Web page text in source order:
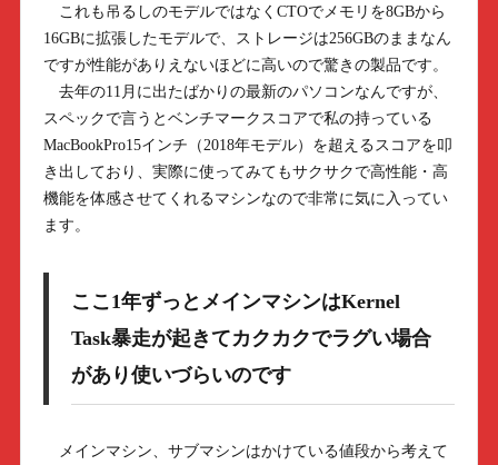
これも吊るしのモデルではなくCTOでメモリを8GBから
16GBに拡張したモデルで、ストレージは256GBのままなん
ですが性能がありえないほどに高いので驚きの製品です。
去年の11月に出たばかりの最新のパソコンなんですが、
スペックで言うとベンチマークスコアで私の持っている
MacBookPro15インチ（2018年モデル）を超えるスコアを叩
き出しており、実際に使ってみてもサクサクで高性能・高
機能を体感させてくれるマシンなので非常に気に入ってい
ます。
ここ1年ずっとメインマシンはKernel
Task暴走が起きてカクカクでラグい場合
があり使いづらいのです
メインマシン、サブマシンはかけている値段から考えて